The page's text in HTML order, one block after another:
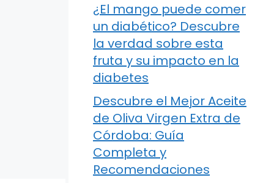
¿El mango puede comer
un diabético? Descubre
la verdad sobre esta
fruta y su impacto en la
diabetes
Descubre el Mejor Aceite
de Oliva Virgen Extra de
Córdoba: Guía
Completa y
Recomendaciones